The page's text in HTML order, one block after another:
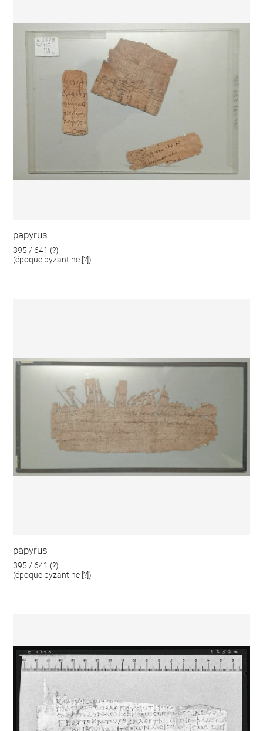
papyrus
395 / 641 (?)
(époque byzantine [?])
papyrus
395 / 641 (?)
(époque byzantine [?])